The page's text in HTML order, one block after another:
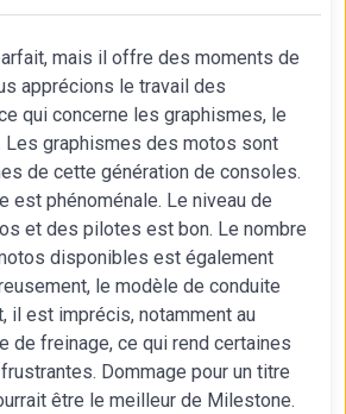
mais il offre des moments de
apprécions le travail des
qui concerne les graphismes, le
Les graphismes des motos sont
de cette génération de consoles.
est phénoménale. Le niveau de
et des pilotes est bon. Le nombre
disponibles est également
le modèle de conduite
il est imprécis, notamment au
de freinage, ce qui rend certaines
Dommage pour un titre
être le meilleur de Milestone.